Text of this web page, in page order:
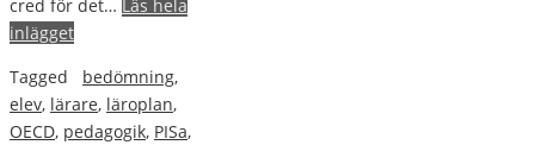
cred för det… Läs hela
inlägget
Tagged
bedömning,
elev, lärare, läroplan,
OECD, pedagogik, PISa,